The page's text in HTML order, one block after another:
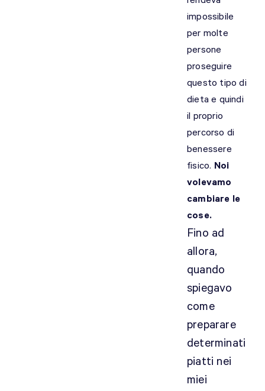
impossibile
per molte
persone
proseguire
questo tipo di
dieta e quindi
il proprio
percorso di
benessere
fisico. Noi
volevamo
cambiare le
cose.
Fino ad
allora,
quando
spiegavo
come
preparare
determinati
piatti nei
miei